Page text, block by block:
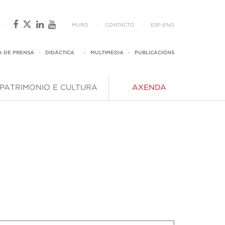
· · MURO · CONTACTO · ESP - ENG
DE PRENSA · DIDÁCTICA · MULTIMEDIA · PUBLICACIÓNS
PATRIMONIO E CULTURA AXENDA